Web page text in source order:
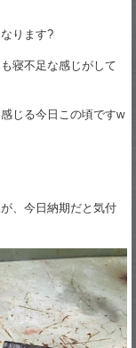
ります?
寝不足な感じがして
じる今日この頃ですw
、今日納期だと気付